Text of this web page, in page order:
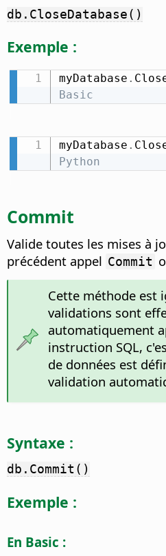
db.CloseDatabase()
Exemple :
myDatabase .
Basic
myDatabase .
Python
Commit
Valide toutes les mises à
précédent appel Commit
Cette méthode est
validations sont
automatiquement
instruction SQL,
de données est
validation
Syntaxe :
db.Commit()
Exemple :
En Basic :